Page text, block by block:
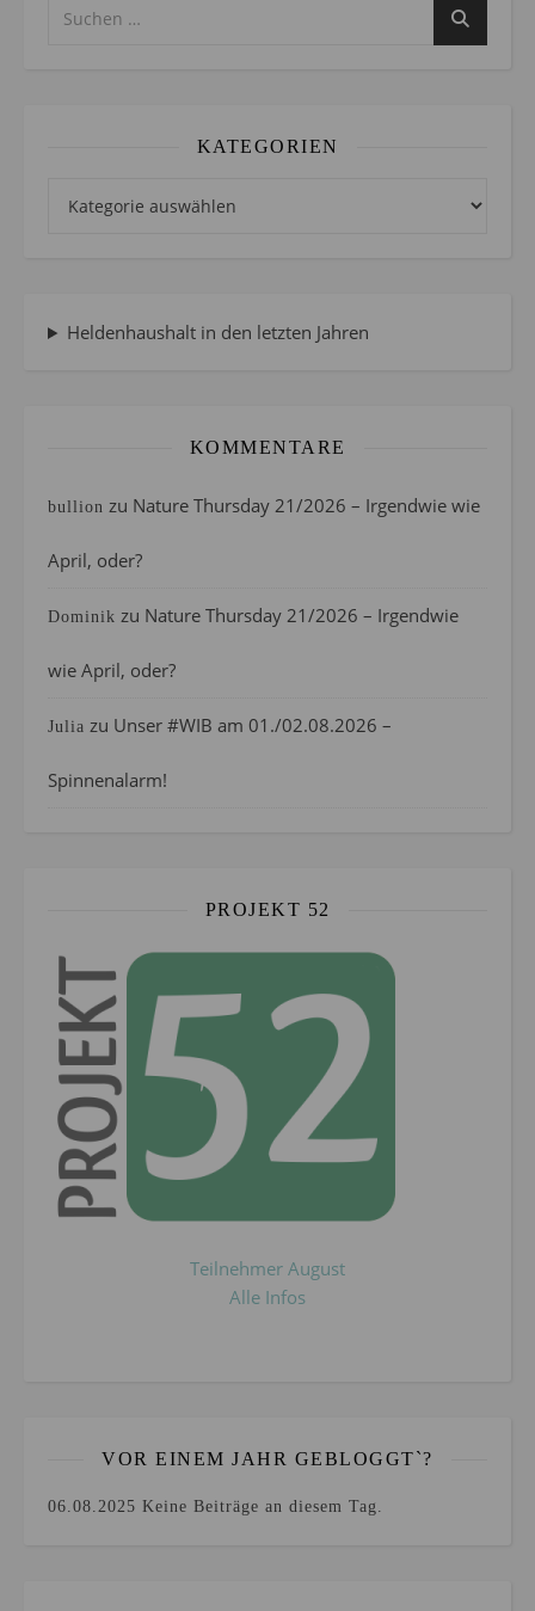
KATEGORIEN
Heldenhaushalt in den letzten Jahren
KOMMENTARE
bullion zu Nature Thursday 21/2026 – Irgendwie wie
April, oder?
Dominik zu Nature Thursday 21/2026 – Irgendwie
wie April, oder?
Julia zu Unser #WIB am 01./02.08.2026 –
Spinnenalarm!
PROJEKT 52
Teilnehmer August
Alle Infos
VOR EINEM JAHR GEBLOGGT`?
06.08.2025 Keine Beiträge an diesem Tag.